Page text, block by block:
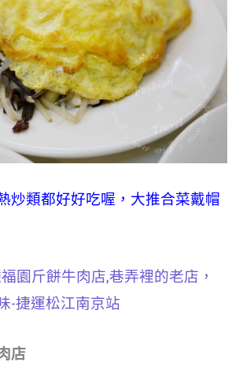
炒類都好好吃喔，大推合菜戴帽
園斤餅牛肉店,巷弄裡的老店，
-捷運松江南京站
店